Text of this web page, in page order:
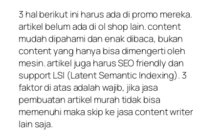
3 hal berikut ini harus ada di promo mereka.
artikel belum ada di ol shop lain. content
mudah dipahami dan enak dibaca, bukan
content yang hanya bisa dimengerti oleh
mesin. artikel juga harus SEO friendly dan
support LSI (Latent Semantic Indexing). 3
faktor di atas adalah wajib, jika jasa
pembuatan artikel murah tidak bisa
memenuhi maka skip ke jasa content writer
lain saja.